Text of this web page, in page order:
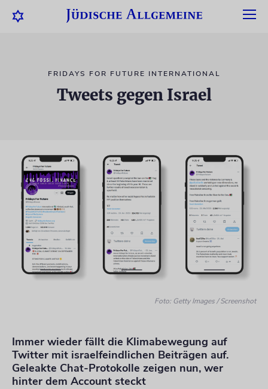
FRIDAYS FOR FUTURE INTERNATIONAL
Tweets gegen Israel
Foto: Getty Images / Screenshot
Immer wieder fällt die Klimabewegung auf
Twitter mit israelfeindlichen Beiträgen auf.
Geleakte Chat-Protokolle zeigen nun, wer
hinter dem Account steckt